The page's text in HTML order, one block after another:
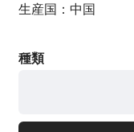
生産国：中国
種類